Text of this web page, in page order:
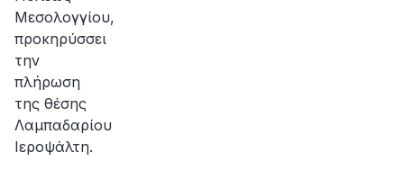
Μεσολογγίου,
προκηρύσσει
την
πλήρωση
της θέσης
Λαμπαδαρίου
Ιεροψάλτη.